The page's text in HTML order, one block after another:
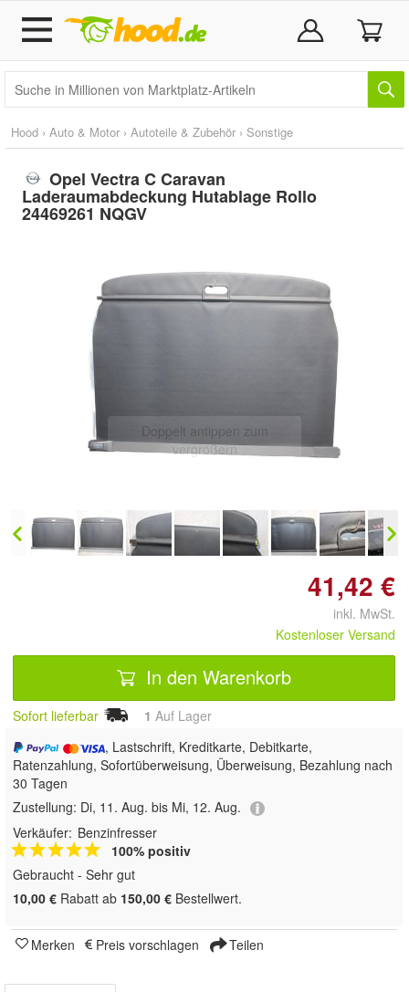
Hood › Auto & Motor › Autoteile & Zubehör › Sonstige
Opel Vectra C Caravan
Laderaumabdeckung Hutablage Rollo
24469261 NQGV
Doppelt antippen zum
vergrößern
41,42 €
inkl. MwSt.
Kostenloser Versand
In den Warenkorb
Sofort lieferbar 1 Auf Lager
, Lastschrift, Kreditkarte, Debitkarte,
Ratenzahlung, Sofortüberweisung, Überweisung, Bezahlung nach
30 Tagen
Zustellung: Di, 11. Aug. bis Mi, 12. Aug.
Verkäufer: Benzinfresser
100% positiv
Gebraucht - Sehr gut
10,00 € Rabatt ab 150,00 € Bestellwert.
Merken Preis vorschlagen Teilen